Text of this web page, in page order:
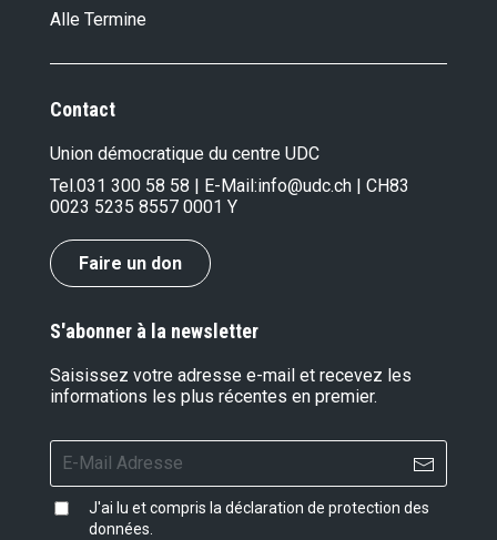
Alle Termine
Contact
Union démocratique du centre UDC
Tel.031 300 58 58 | E-Mail:info@udc.ch | CH83
0023 5235 8557 0001 Y
Faire un don
S'abonner à la newsletter
Saisissez votre adresse e-mail et recevez les
informations les plus récentes en premier.
J'ai lu et compris la déclaration de protection des
données